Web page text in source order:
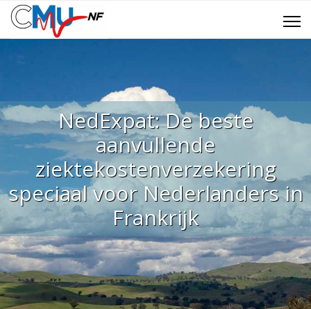
NedExpat: De beste
aanvullende
ziektekostenverzekering
speciaal voor Nederlanders in
Frankrijk